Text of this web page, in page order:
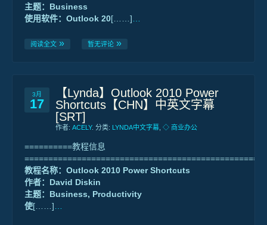
主题：Business
使用软件：Outlook 20[……]
阅读全文 暂无评论
3月
17
【Lynda】Outlook 2010 Power
Shortcuts【CHN】中英文字幕
[SRT]
作者: ACELY. 分类: LYNDA中文字幕 ◇ 商业办公
==========教程信息
教程名称：Outlook 2010 Power Shortcuts
作者：David Diskin
主题：Business, Productivity
使[……]